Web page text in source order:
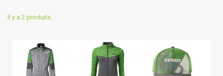
Il y a 2 produits.